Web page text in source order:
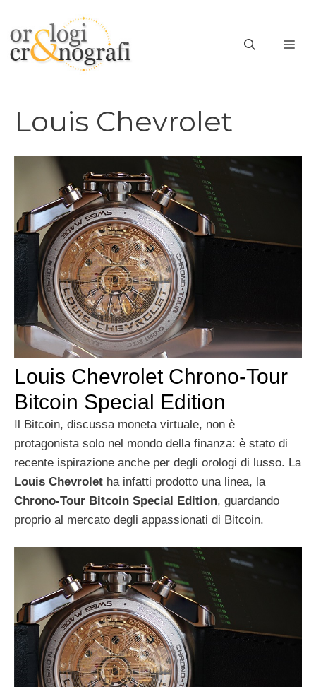
contenuto
Louis Chevrolet
Louis Chevrolet Chrono-Tour
Bitcoin Special Edition
Il Bitcoin, discussa moneta virtuale, non è
protagonista solo nel mondo della finanza: è stato di
recente ispirazione anche per degli orologi di lusso. La
Louis Chevrolet ha infatti prodotto una linea, la
Chrono-Tour Bitcoin Special Edition, guardando
proprio al mercato degli appassionati di Bitcoin.